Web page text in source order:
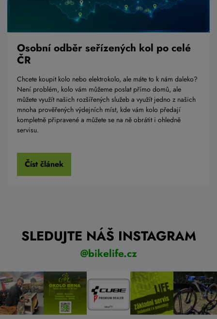
Osobní odběr seřízených kol po celé
ČR
Chcete koupit kolo nebo elektrokolo, ale máte to k nám daleko?
Není problém, kolo vám můžeme poslat přímo domů, ale
můžete využít našich rozšířených služeb a využít jedno z našich
mnoha prověřených výdejních míst, kde vám kolo předají
kompletně připravené a můžete se na ně obrátit i ohledně
servisu.
Číst článek
SLEDUJTE NÁŠ INSTAGRAM
@bikelife.cz